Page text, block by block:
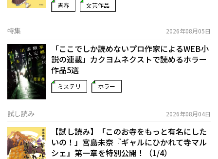
青春 文芸作品
特集 2026年08月05日
「ここでしか読めないプロ作家によるWEB小
説の連載」――カクヨムネクストで読めるホラー
作品5選
ミステリ ホラー
試し読み 2026年08月04日
【試し読み】「このお寺をもっと有名にした
いの！」宮島未奈『ギャルにひかれて寺マル
シェ』第一章を特別公開！（1/4）